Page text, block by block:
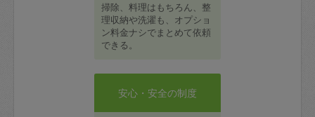
掃除、料理はもちろん、整
理収納や洗濯も、オプショ
ン料金ナシでまとめて依頼
できる。
安心・安全の制度